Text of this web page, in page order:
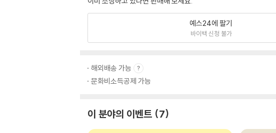
예스24에 팔기
바이백 신청 불가
해외배송 가능
문화비소득공제 가능
이 분야의 이벤트 7